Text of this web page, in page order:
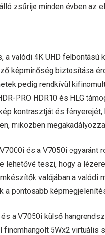
zsűrije minden évben az
valódi 4K UHD felbontású
képminőség biztosítása
pedig rendkívül
PRO HDR10 és HLG
kontrasztját és
miközben
és a V7050i egyaránt
lehetővé teszi, hogy a
valójában a valódi
a pontosabb
a V7050i külső
5Wx2 virtuális